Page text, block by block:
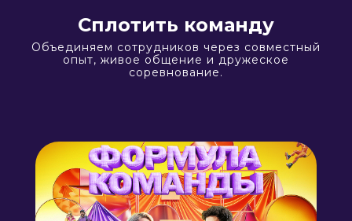
Сплотить команду
Объединяем сотрудников через совместный
опыт, живое общение и дружеское
соревнование.